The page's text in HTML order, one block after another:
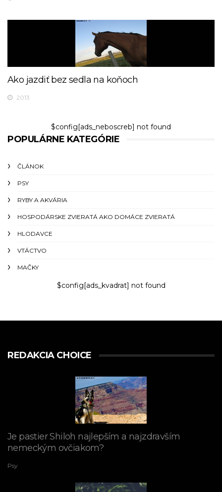
Ako jazdiť bez sedla na koňoch
2013
$config[ads_neboscreb] not found
POPULÁRNE KATEGÓRIE
ČLÁNOK
PSY
RYBY A AKVÁRIA
HOSPODÁRSKE ZVIERATÁ AKO DOMÁCE ZVIERATÁ
HLODAVCE
VTÁCTVO
MAČKY
$config[ads_kvadrat] not found
REDAKCIA CHOICE
Je pastier Shiloh najlepším a najzdravším
nemeckým ovčiakom?
Psy